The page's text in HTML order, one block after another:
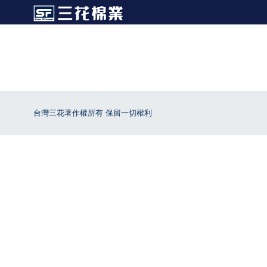
台灣三花著作權所有 保留一切權利